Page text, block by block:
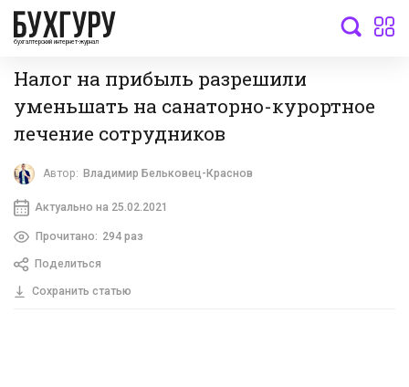
бухгалтерский интернет-журнал
Налог на прибыль разрешили
уменьшать на санаторно-курортное
лечение сотрудников
Автор: Владимир Бельковец-Краснов
Актуально на 25.02.2021
Прочитано: 294 раз
Поделиться
Сохранить статью